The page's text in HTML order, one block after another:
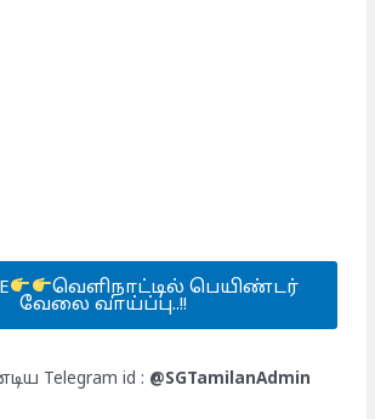
வெளிநாட்டில் பெயிண்டர்
வேலை வாய்ப்பு..!!
Telegram id : @SGTamilanAdmin